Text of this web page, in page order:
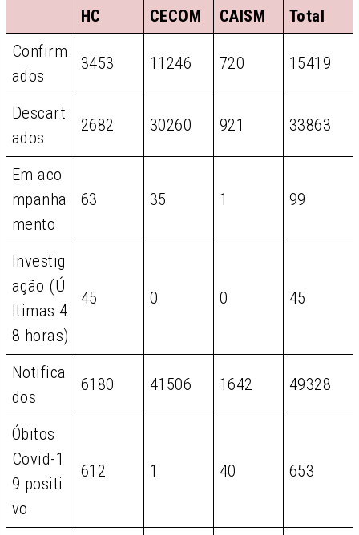
HC CECOM CAISM
Total
Confirm
ados
3453 11246 720 15419
Descart
ados
2682 30260 921 33863
Em aco
mpanha
mento
63 35 1 99
Investig
ação (Ú
ltimas 4
8 horas)
45 0 0 45
Notifica
dos
6180 41506 1642 49328
Óbitos
Covid-1
9 positi
vo
612 1 40 653